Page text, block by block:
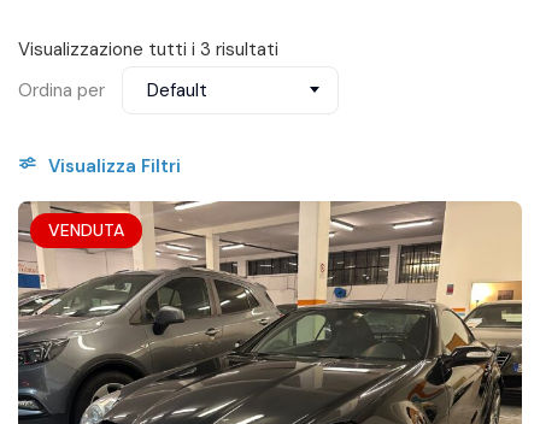
Visualizzazione tutti i 3 risultati
Ordina per
Default
Visualizza Filtri
VENDUTA